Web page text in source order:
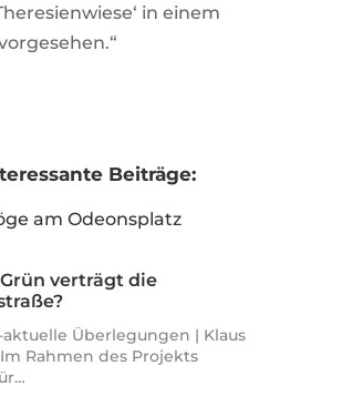
in einem
Beiträge:
verträgt die
Überlegungen | Klaus
Rahmen des Projekts